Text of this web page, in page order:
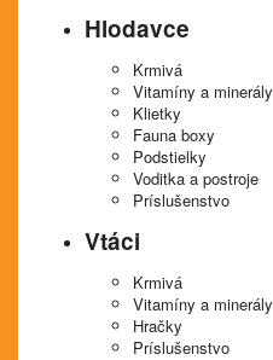
Hlodavce
Krmivá
Vitamíny a minerály
Klietky
Fauna boxy
Podstielky
Voditka a postroje
Príslušenstvo
Vtáci
Krmivá
Vitamíny a minerály
Hračky
Príslušenstvo